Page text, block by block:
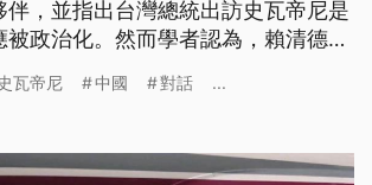
伴，並指出台灣總統出訪史瓦帝尼是
政治化。然而學者認為，賴清德此
史瓦帝尼 中國 對話 ...